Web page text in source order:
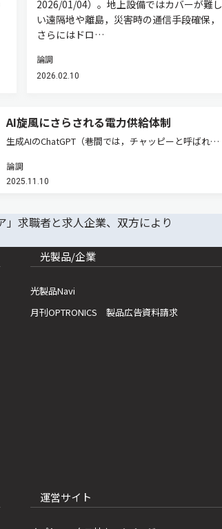
2026/01/04）。地上設備ではカバーが難し
い遠隔地や離島，災害時の通信手段確保，
さらにはドロ…
論調
2026.02.10
AI旋風にさらされる電力供給体制
生成AIのChatGPT（巷間では，チャッピーと呼ばれる
ドバンスト・マイクロ・デバイス（AMD）に出資する
と発表しました（日経電子版，2025/10/07）。AMDの
論調
2025.11.10
光製品/企業
光製品Navi
月刊OPTRONICS 製品広告資料請求
運営サイト